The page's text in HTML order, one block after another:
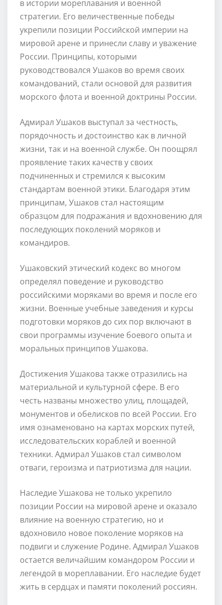
в истории мореплавания и военной
стратегии. Его величественные победы
укрепили позиции Российской империи на
мировой арене и принесли славу и уважение
России. Принципы, которыми
руководствовался Ушаков во время своих
командований, стали основой для развития
морского флота и военной доктрины России.
Адмирал Ушаков выступал за честность,
порядочность и достоинство как в личной
жизни, так и на военной службе. Он поощрял
проявление таких качеств у своих
подчиненных и стремился к высоким
стандартам военной этики. Благодаря этим
принципам, Ушаков стал настоящим
образцом для подражания и вдохновению для
последующих поколений моряков и
командиров.
Ушаковский этический кодекс во многом
определял поведение и руководство
российскими моряками во время и после его
жизни. Военные учебные заведения и курсы
подготовки моряков до сих пор включают в
свои программы изучение боевого опыта и
моральных принципов Ушакова.
Достижения Ушакова также отразились на
материальной и культурной сфере. В его
честь названы множество улиц, площадей,
монументов и обелисков по всей России. Его
имя ознаменовано на картах морских путей,
исследовательских кораблей и военной
техники. Адмирал Ушаков стал символом
отваги, героизма и патриотизма для нации.
Наследие Ушакова не только укрепило
позиции России на мировой арене и оказало
влияние на военную стратегию, но и
вдохновило новое поколение моряков на
подвиги и служение Родине. Адмирал Ушаков
остается величайшим командором России и
легендой в мореплавании. Его наследие будет
жить в сердцах и памяти поколений россиян.